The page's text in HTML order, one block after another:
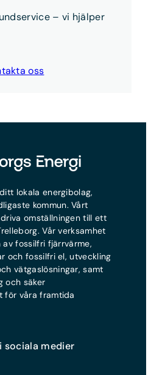
och teckna nytt avtal —
– vi hjälper
oss
lokala energibolag,
kommun. Vårt
omställningen till ett
Vår verksamhet
fossilfri fjärrvärme,
och fossilfri el, utveckling
vätgaslösningar, samt
och säker
för våra framtida
sociala medier